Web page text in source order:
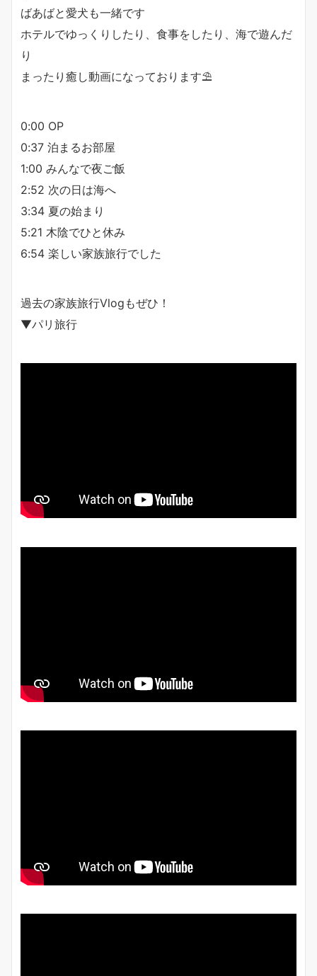
ばあばと愛犬も一緒です
ホテルでゆっくりしたり、食事をしたり、海で遊んだ
り
まったり癒し動画になっております⛱
0:00 OP
0:37 泊まるお部屋
1:00 みんなで夜ご飯
2:52 次の日は海へ
3:34 夏の始まり
5:21 木陰でひと休み
6:54 楽しい家族旅行でした
過去の家族旅行Vlogもぜひ！
▼パリ旅行